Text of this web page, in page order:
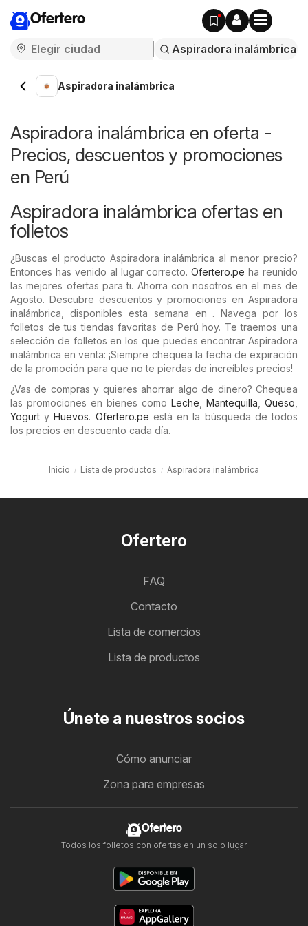
Ofertero
Aspiradora inalámbrica
Aspiradora inalámbrica en oferta -
Precios, descuentos y promociones
en Perú
Aspiradora inalámbrica ofertas en
folletos
¿Buscas el producto Aspiradora inalámbrica al menor precio?
Entonces has venido al lugar correcto.Ofertero.pe ha reunido
las mejores ofertas para ti. Ahorra con nosotros en el mes de
Agosto. Descubre descuentos y promociones en Aspiradora
inalámbrica, disponibles esta semana en . Navega por los
folletos de tus tiendas favoritas de Perú hoy. Te traemos una
selección de folletos en los que puedes encontrar Aspiradora
inalámbrica en venta: ¡Siempre chequea la fecha de expiración
de la promoción para que no te pierdas de increíbles precios!
¿Vas de compras y quieres ahorrar algo de dinero? Chequea
las promociones en bienes como Leche Mantequilla Queso
Yogurt yHuevos. Ofertero.pe está en la búsqueda de todos
los precios en descuento cada día.
Inicio Lista de productos Aspiradora inalámbrica
Ofertero
FAQ
Contacto
Lista de comercios
Lista de productos
Únete a nuestros socios
Cómo anunciar
Zona para empresas
Ofertero
Todos los folletos con ofertas en un solo lugar